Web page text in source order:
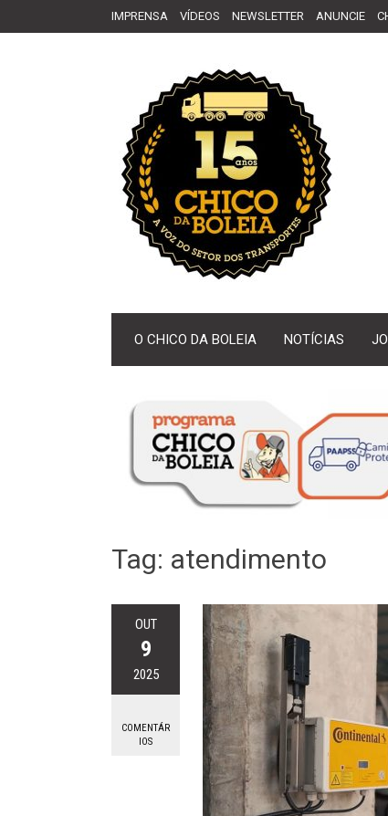
IMPRENSA VÍDEOS NEWSLETTER ANUNCIE
O CHICO DA BOLEIA NOTÍCIAS
Tag: atendimento
OUT
9
2025
COMENTÁR
IOS